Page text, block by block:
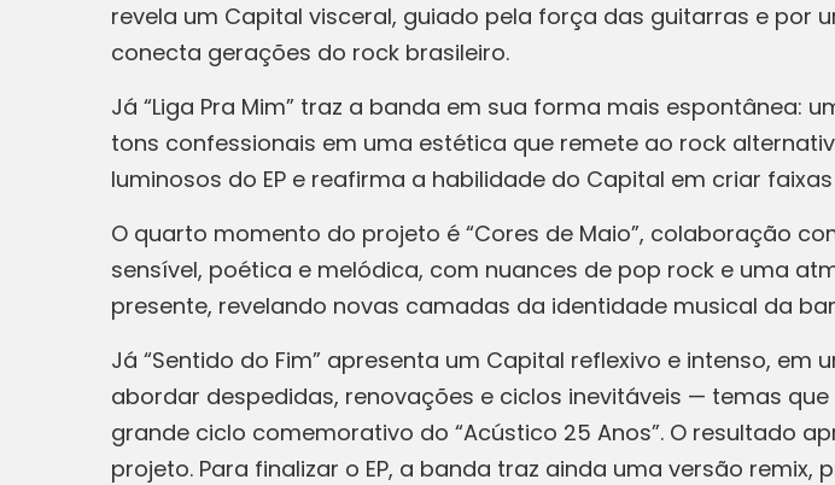
revela um Capital visceral, guiado pela força das guitarras e por
conecta gerações do rock brasileiro.
Já “Liga Pra Mim” traz a banda em sua forma mais espontânea:
tons confessionais em uma estética que remete ao rock
luminosos do EP e reafirma a habilidade do Capital em criar
O quarto momento do projeto é “Cores de Maio”, colaboração
sensível, poética e melódica, com nuances de pop rock e uma
presente, revelando novas camadas da identidade musical da
Já “Sentido do Fim” apresenta um Capital reflexivo e intenso,
abordar despedidas, renovações e ciclos inevitáveis — temas
grande ciclo comemorativo do “Acústico 25 Anos”. O resultado
projeto. Para finalizar o EP, a banda traz ainda uma versão remix,